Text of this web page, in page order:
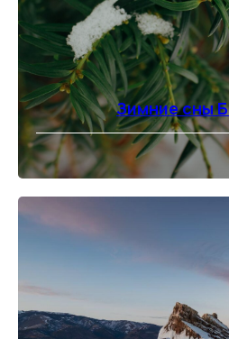
Зимние сны